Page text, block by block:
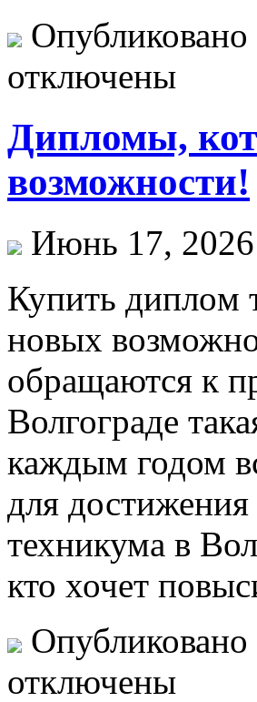
Опубликовано
отключены
Дипломы,
возможности!
Июнь 17, 2026
Купить диплoм
новых
обращаются к
Волгограде
каждым годом
для
техникума в
кто хочет
Опубликовано
отключены